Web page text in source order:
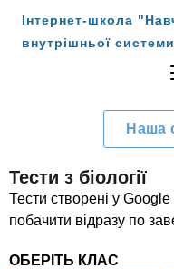
Інтернет-школа
внутрішньої
Наша
Тести з біології
Тести створені у
побачити відразу по
ОБЕРІТЬ КЛАС